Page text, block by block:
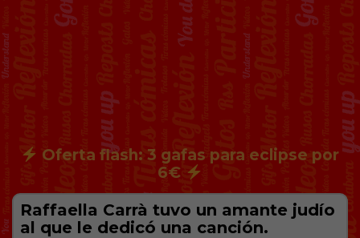
Oferta flash: 3 gafas para eclipse por
6€
Raffaella Carrà tuvo un amante judío
al que le dedicó una canción.